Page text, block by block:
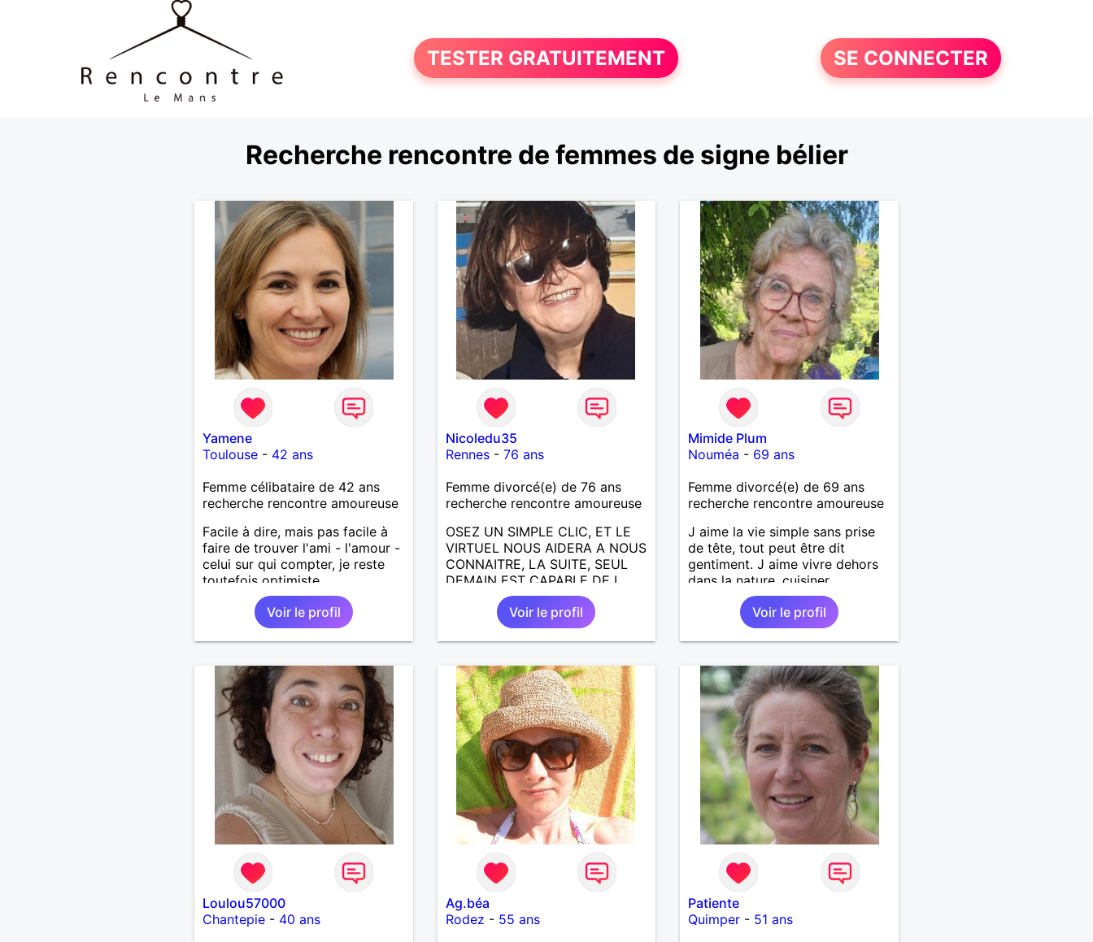
TESTER GRATUITEMENT SE CONNECTER
Recherche rencontre de femmes de signe bélier
Yamene
Toulouse- 42 ans
Femme célibataire de 42 ans
recherche rencontre amoureuse
Facile à dire, mais pas facile à
faire de trouver l'ami - l'amour -
celui sur qui compter, je reste
toutefois optimiste.
Voir le profil
Nicoledu35
Rennes- 76 ans
Femme divorcé(e) de 76 ans
recherche rencontre amoureuse
OSEZ UN SIMPLE CLIC, ET LE
VIRTUEL NOUS AIDERA A NOUS
CONNAITRE, LA SUITE, SEUL
DEMAIN EST CAPABLE DE L
ECRIRE; J AIMERAIS
RENCONTRER, LA COMPLICITE,
LE PARTAGE DES BELLES
CHOSES DE LA VIE : BALADES,
AILLEURS. ETRE A L ECOUTE
DE L AUTRE, ET LA VIE SERA
PLUS BELLE
ENCORE.....................
Voir le profil
Mimide Plum
Nouméa - 69 ans
Femme divorcé(e) de 69 ans
recherche rencontre amoureuse
J aime la vie simple sans prise
de tête, tout peut être dit
gentiment. J aime vivre dehors
dans la nature, cuisiner,
randonner, camper, voyager,
découvrir, comprendre des
nouveaux trucs techniques et
sur la vie des êtres vivants. J
bois pratiquement pas d alcool,
je fume rarement, je ris souvent.
Je cherche un vrai amoureux
pour continuer à profiter de la
vie mais à deux. Je peux tout
faire toute seule, mais j en ai
marre je veux partagé et rigoler
Voir le profil
Loulou57000
Chantepie- 40 ans
Ag.béa
Rodez - 55 ans
Patiente
Quimper - 51 ans